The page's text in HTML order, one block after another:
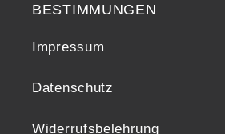
BESTIMMUNGEN
Impressum
Datenschutz
Widerrufsbelehrung